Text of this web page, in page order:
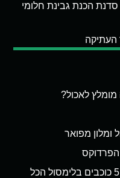
הכנת גבינת חלומי
העתיקה
לאכול?
ומלון מפואר
הפרדוקס
לאונרדו גרנד ריזורט לימסול – מלון 5 כוכבים בלימסול הכל